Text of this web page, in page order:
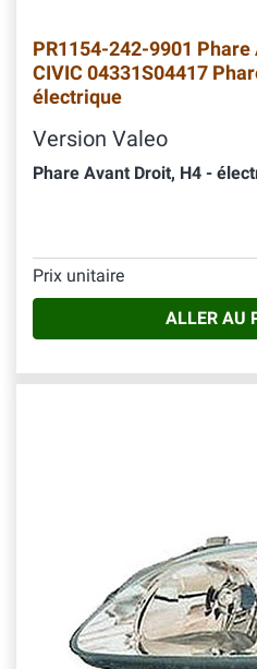
PR1154-242-9901
CIVIC 04331S04417
électrique
Version Valeo
Phare Avant Droit, H4 -
Prix unitaire
ALLER AU